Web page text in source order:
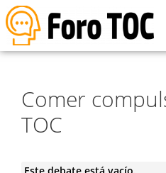
Comer
TOC
Este debate está vacío.